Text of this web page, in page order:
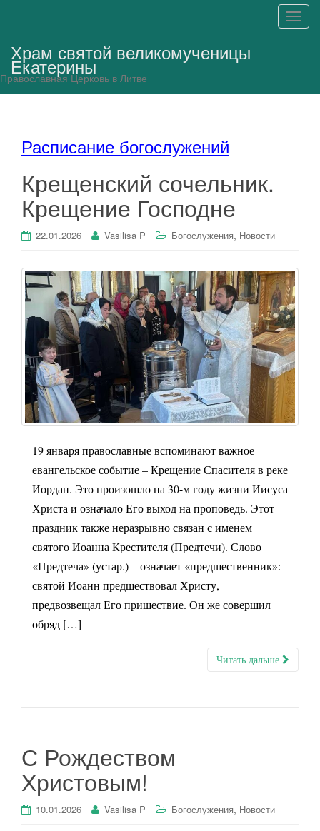
П
н
а
в
и
г
а
ц
и
ю
Храм святой великомученицы
Екатерины
Православная Церковь в Литве
Расписание богослужений
Крещенский сочельник.
Крещение Господне
22.01.2026 Vasilisa P Богослужения, Новости
19 января православные вспоминают важное
евангельское событие – Крещение Спасителя в реке
Иордан. Это произошло на 30-м году жизни Иисуса
Христа и означало Его выход на проповедь. Этот
праздник также неразрывно связан с именем
святого Иоанна Крестителя (Предтечи). Слово
«Предтеча» (устар.) – означает «предшественник»:
святой Иоанн предшествовал Христу,
предвозвещал Его пришествие. Он же совершил
обряд […]
Читать дальше
С Рождеством
Христовым!
10.01.2026 Vasilisa P Богослужения, Новости